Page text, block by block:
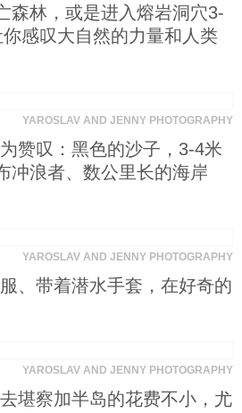
森林，或是进入熔岩洞穴3-
感叹大自然的力量和人类
YAROSLAV AND JENNY PHOTOGRAPHY
赞叹：黑色的沙子，3-4米
冲浪者、数公里长的海岸
YAROSLAV AND JENNY PHOTOGRAPHY
、带着潜水手套，在好奇的
YAROSLAV AND JENNY PHOTOGRAPHY
堪察加半岛的花费不小，尤